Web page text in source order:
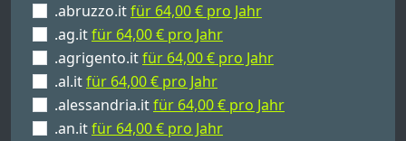
.abruzzo.itfür 64,00 € pro Jahr
.ag.itfür 64,00 € pro Jahr
.agrigento.itfür 64,00 € pro Jahr
.al.itfür 64,00 € pro Jahr
.alessandria.itfür 64,00 € pro Jahr
.an.itfür 64,00 € pro Jahr